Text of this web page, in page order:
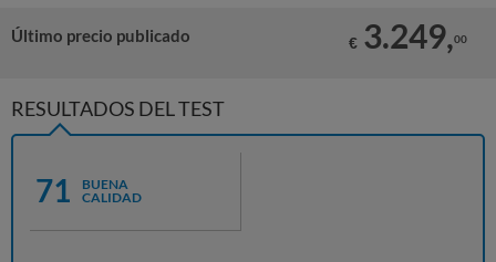
Último precio publicado € 3.249,00
RESULTADOS DEL TEST
71
BUENA
CALIDAD